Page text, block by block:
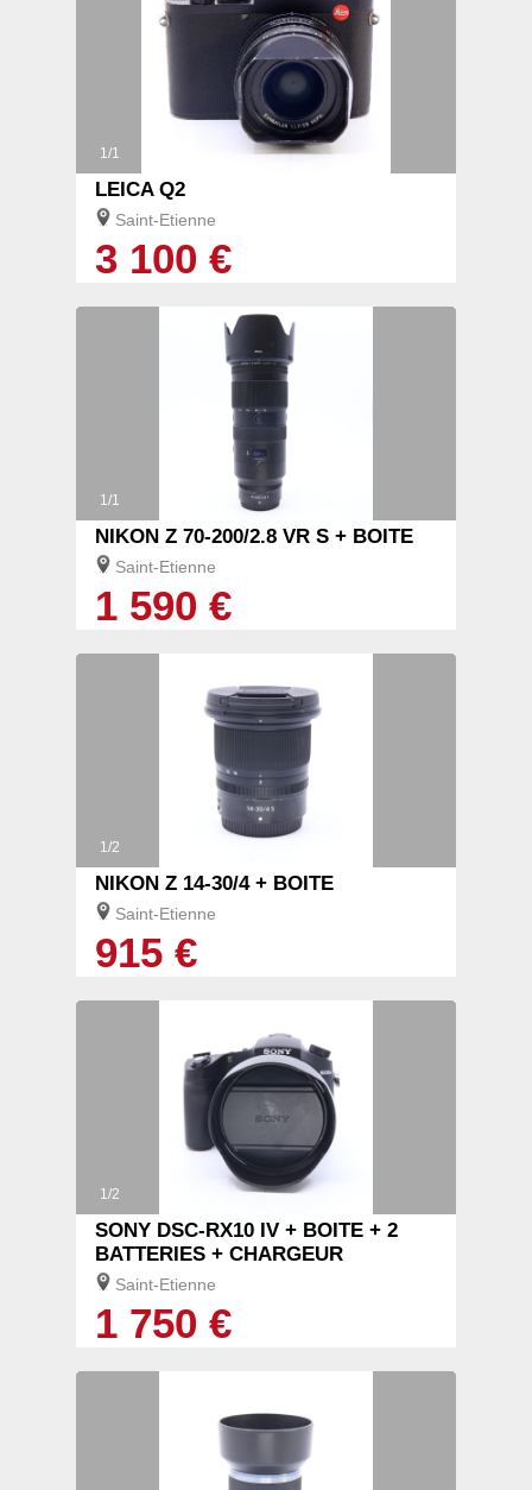
1/1
LEICA Q2
Saint-Etienne
3 100 €
1/1
NIKON Z 70-200/2.8 VR S + BOITE
Saint-Etienne
1 590 €
1/2
NIKON Z 14-30/4 + BOITE
Saint-Etienne
915 €
1/2
SONY DSC-RX10 IV + BOITE + 2
BATTERIES + CHARGEUR
Saint-Etienne
1 750 €